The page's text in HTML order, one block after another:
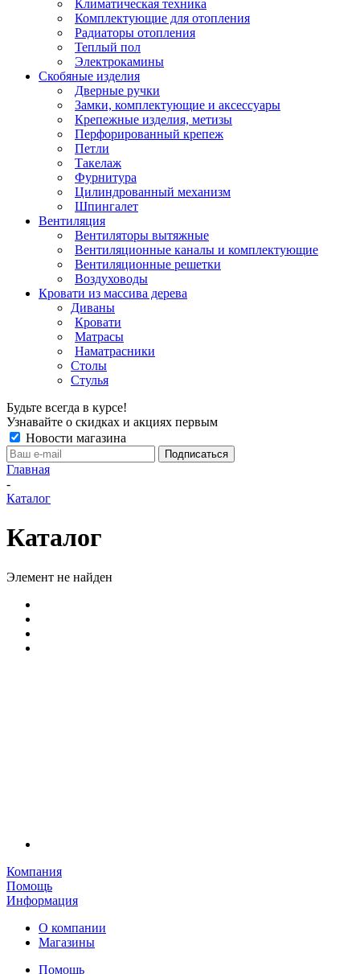
Климатическая техника
Комплектующие для отопления
Радиаторы отопления
Теплый пол
Электрокамины
Скобяные изделия
Дверные ручки
Замки, комплектующие и аксессуары
Крепежные изделия, метизы
Перфорированный крепеж
Петли
Такелаж
Фурнитура
Цилиндрованный механизм
Шпингалет
Вентиляция
Вентиляторы вытяжные
Вентиляционные каналы и комплектующие
Вентиляционные решетки
Воздуховоды
Кровати из массива дерева
Диваны
Кровати
Матрасы
Наматрасники
Столы
Стулья
Будьте всегда в курсе!
Узнавайте о скидках и акциях первым
Новости магазина
Главная
-
Каталог
Каталог
Элемент не найден
Компания
Помощь
Информация
О компании
Магазины
Помощь